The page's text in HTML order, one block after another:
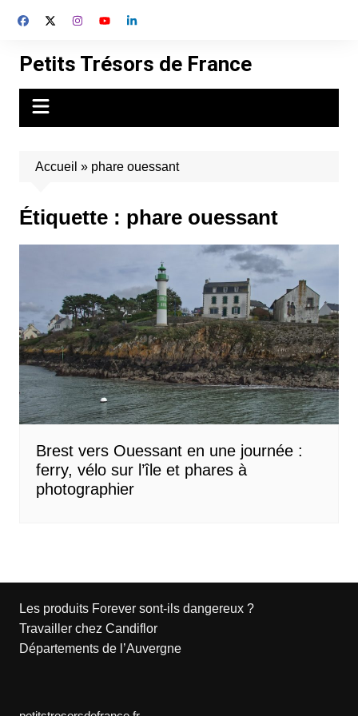
Petits Trésors de France
Accueil » phare ouessant
Étiquette : phare ouessant
Brest vers Ouessant en une journée :
ferry, vélo sur l’île et phares à
photographier
Les produits Forever sont-ils dangereux ?
Travailler chez Candiflor
Départements de l’Auvergne